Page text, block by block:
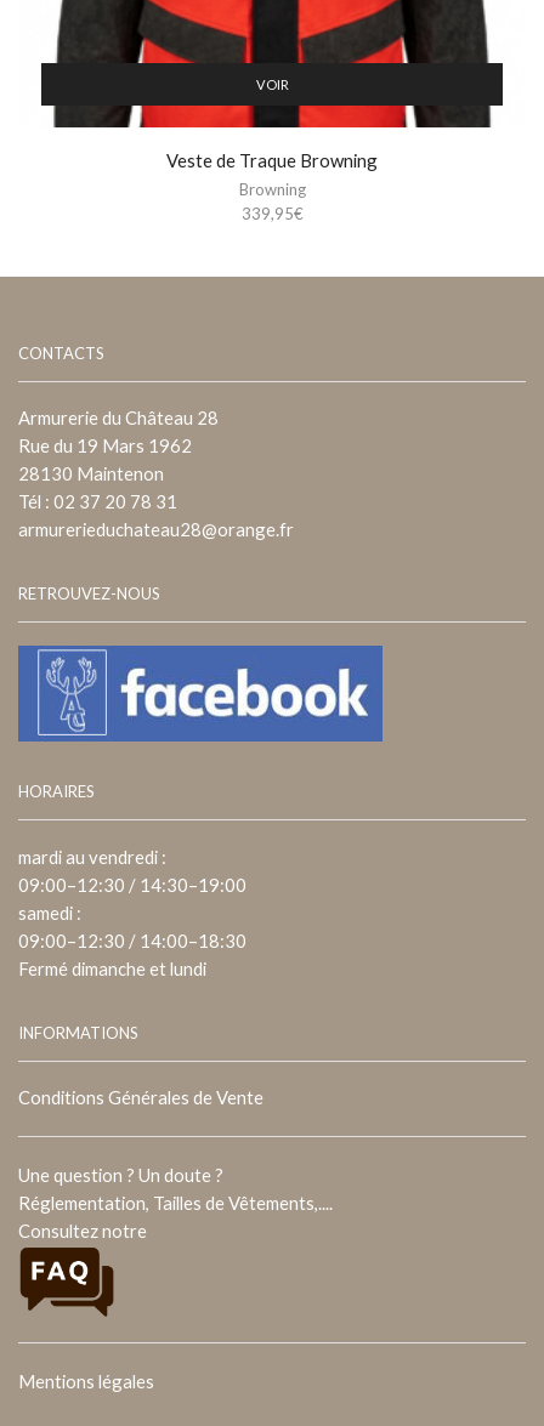
VOIR
Veste de Traque Browning
Browning
339,95€
CONTACTS
Armurerie du Château 28
Rue du 19 Mars 1962
28130 Maintenon
Tél : 02 37 20 78 31
armurerieduchateau28@orange.fr
RETROUVEZ-NOUS
HORAIRES
mardi au vendredi :
09:00–12:30 / 14:30–19:00
samedi :
09:00–12:30 / 14:00–18:30
Fermé dimanche et lundi
INFORMATIONS
Conditions Générales de Vente
Une question ? Un doute ?
Réglementation, Tailles de Vêtements,....
Consultez notre
Mentions légales